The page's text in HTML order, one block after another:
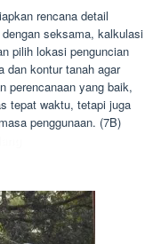
rencana detail
seksama, kalkulasi
pilih lokasi penguncian
dan kontur tanah agar
perencanaan yang baik,
tepat waktu, tetapi juga
penggunaan. (7B)